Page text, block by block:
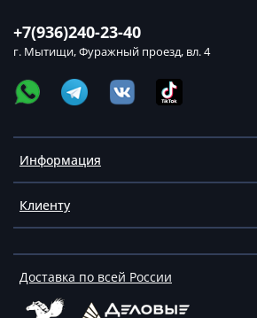
Информация
Клиенту
Доставка по всей России
+7(936)240-23-40
г. Мытищи, Фуражный проезд, вл. 4